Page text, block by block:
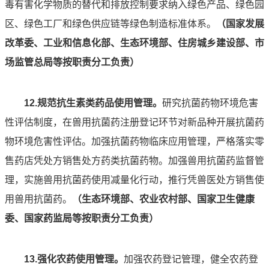
毒有害化学物质的替代和排放控制要求纳入绿色产品、绿色园
区、绿色工厂和绿色供应链等绿色制造标准体系。
（国家发展
改革委、工业和信息化部、生态环境部、住房城乡建设部、市
场监管总局等按职责分工负责）
12.规范抗生素类药品使用管理。 研究抗菌药物环境危害
性评估制度，在兽用抗菌药注册登记环节对新品种开展抗菌药
物环境危害性评估。加强抗菌药物临床应用管理，严格落实零
售药店凭处方销售处方药类抗菌药物。加强兽用抗菌药监督管
理，实施兽用抗菌药使用减量化行动，推行凭兽医处方销售使
用兽用抗菌药。
（生态环境部、农业农村部、国家卫生健康
委、国家药监局等按职责分工负责）
13.强化农药使用管理。 加强农药登记管理，健全农药登